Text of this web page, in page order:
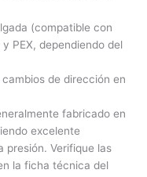
(compatible con
PEX, dependiendo del
de dirección en
fabricado en
excelente
presión. Verifique las
la ficha técnica del